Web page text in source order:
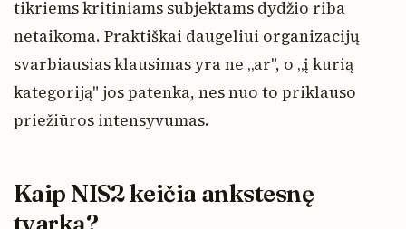
tikriems kritiniams subjektams dydžio riba
netaikoma. Praktiškai daugeliui organizacijų
svarbiausias klausimas yra ne „ar", o „į kurią
kategoriją" jos patenka, nes nuo to priklauso
priežiūros intensyvumas.
Kaip NIS2 keičia ankstesnę
tvarką?